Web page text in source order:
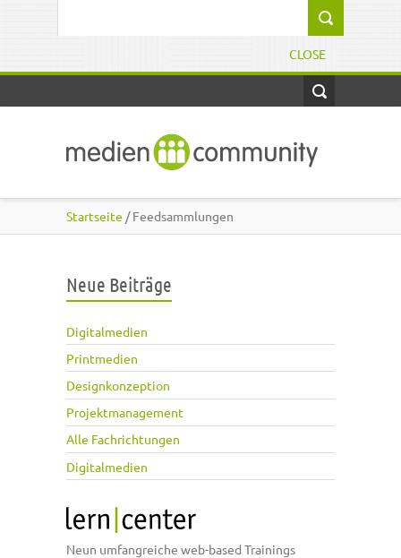
CLOSE
Startseite / Feedsammlungen
Neue Beiträge
Digitalmedien
Printmedien
Designkonzeption
Projektmanagement
Alle Fachrichtungen
Digitalmedien
Neun umfangreiche web-based Trainings